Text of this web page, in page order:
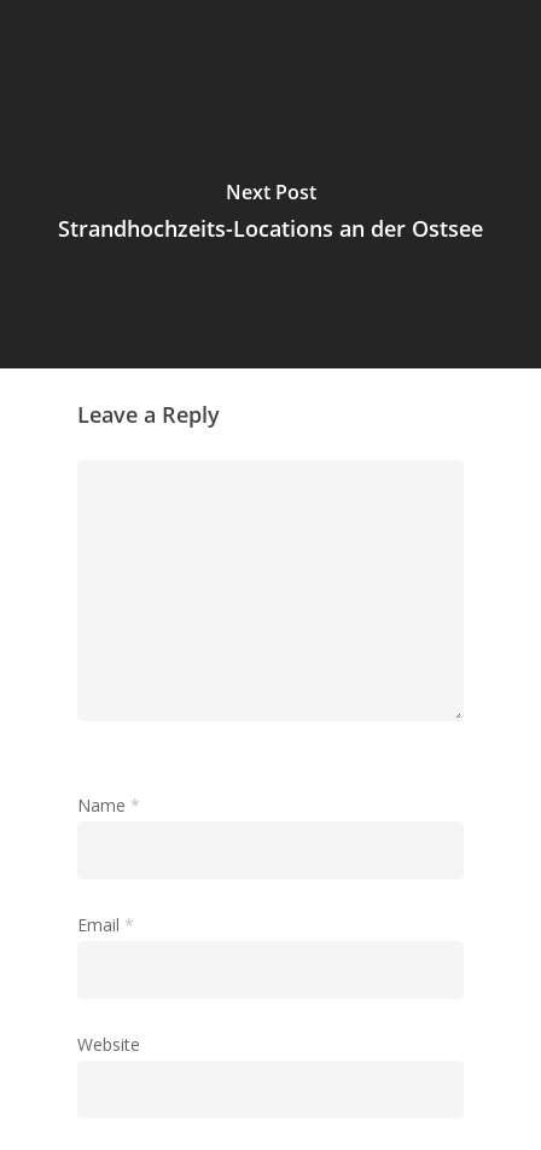
Next Post
Strandhochzeits-Locations an der Ostsee
Leave a Reply
Name *
Email *
Website